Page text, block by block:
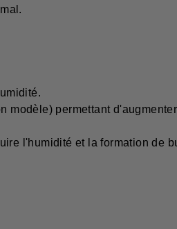
modèle) permettant
l'humidité et la formation de